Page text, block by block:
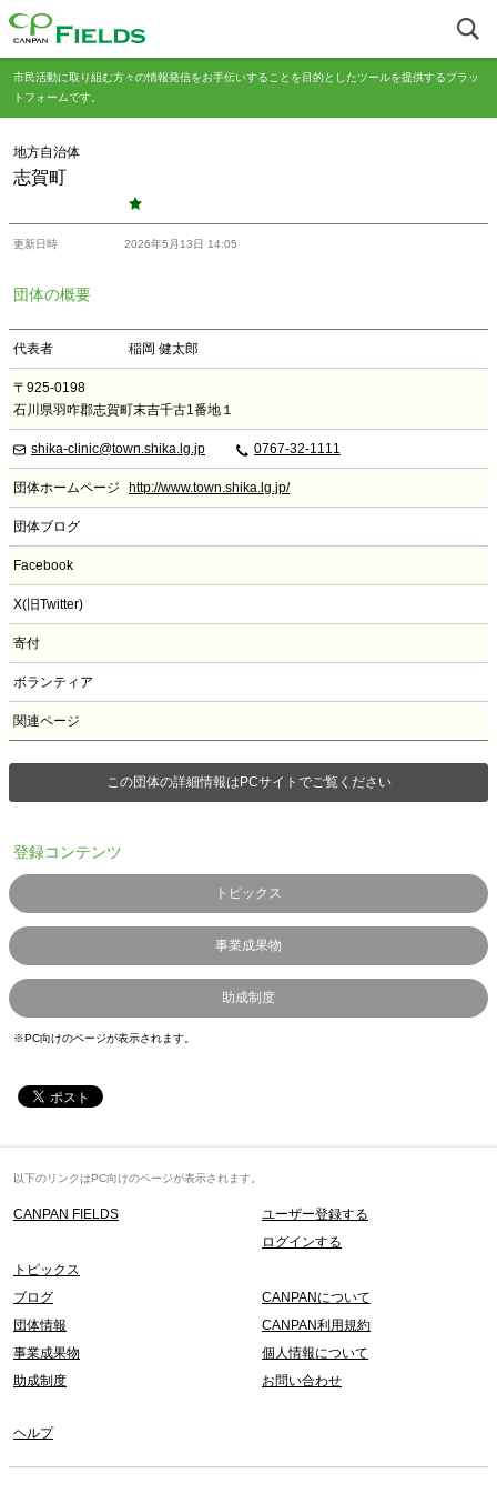
市民活動に取り組む方々の情報発信をお手伝いすることを目的としたツールを提供するプラッ
トフォームです。
地方自治体
志賀町
更新日時 2026年5月13日 14:05
団体の概要
代表者 稲岡 健太郎
〒925-0198
石川県羽咋郡志賀町末吉千古1番地１
shika-clinic@town.shika.lg.jp 0767-32-1111
団体ホームページ http://www.town.shika.lg.jp/
団体ブログ
Facebook
X(旧Twitter)
寄付
ボランティア
関連ページ
この団体の詳細情報はPCサイトでご覧ください
登録コンテンツ
トピックス
事業成果物
助成制度
※PC向けのページが表示されます。
以下のリンクはPC向けのページが表示されます。
CANPAN FIELDS
ユーザー登録する
ログインする
トピックス
ブログ
団体情報
事業成果物
助成制度
CANPANについて
CANPAN利用規約
個人情報について
お問い合わせ
ヘルプ